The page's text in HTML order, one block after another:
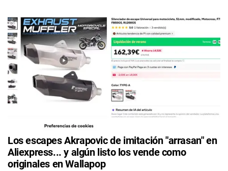
Los escapes Akrapovic de imitación "arrasan" en
Aliexpress... y algún listo los vende como
originales en Wallapop